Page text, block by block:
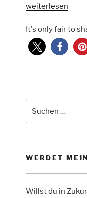
„John
Trail
wir
kommen“
weiterlesen
It's only fair to
WERDET
Willst du in